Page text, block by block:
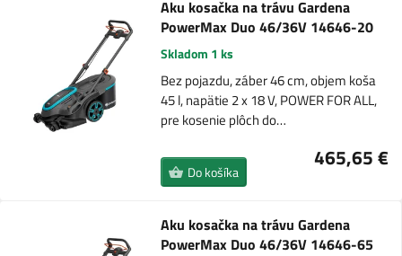
Aku kosačka na trávu Gardena
PowerMax Duo 46/36V 14646-20
Skladom 1 ks
Bez pojazdu, záber 46 cm, objem koša
45 l, napätie 2 x 18 V, POWER FOR ALL,
pre kosenie plôch do…
465,65 €
Do košíka
Aku kosačka na trávu Gardena
PowerMax Duo 46/36V 14646-65